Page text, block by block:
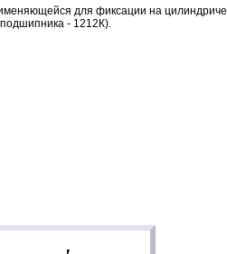
для фиксации на
- 1212К).